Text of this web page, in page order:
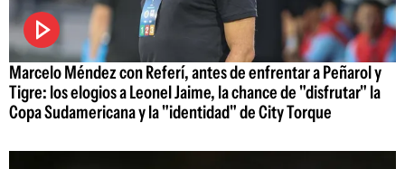
Marcelo Méndez con Referí, antes de enfrentar a Peñarol y
Tigre: los elogios a Leonel Jaime, la chance de "disfrutar" la
Copa Sudamericana y la "identidad" de City Torque